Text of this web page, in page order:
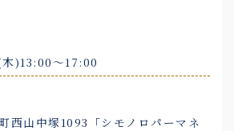
)13:00〜17:00
西山中塚1093「シモノロパーマネ